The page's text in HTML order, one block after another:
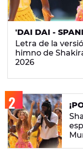
'DAI DAI -
Letra de la
himno de
2026